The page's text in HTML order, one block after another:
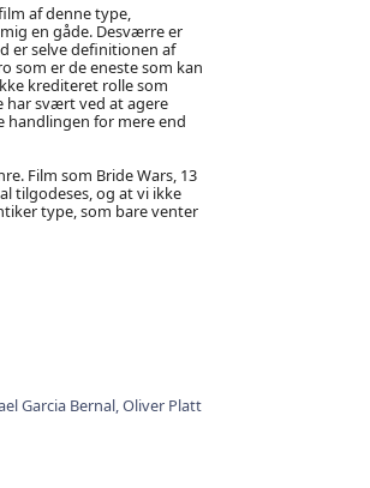
af denne type,
en gåde. Desværre er
er selve definitionen af
som er de eneste som kan
krediteret rolle som
har svært ved at agere
handlingen for mere end
Film som Bride Wars, 13
tilgodeses, og at vi ikke
type, som bare venter
Garcia Bernal,Oliver Platt